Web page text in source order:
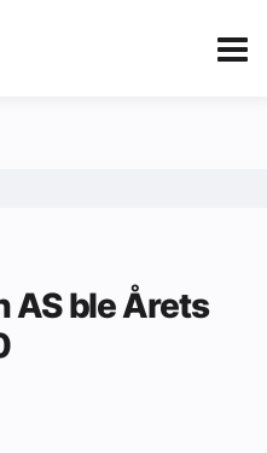
AS ble Årets